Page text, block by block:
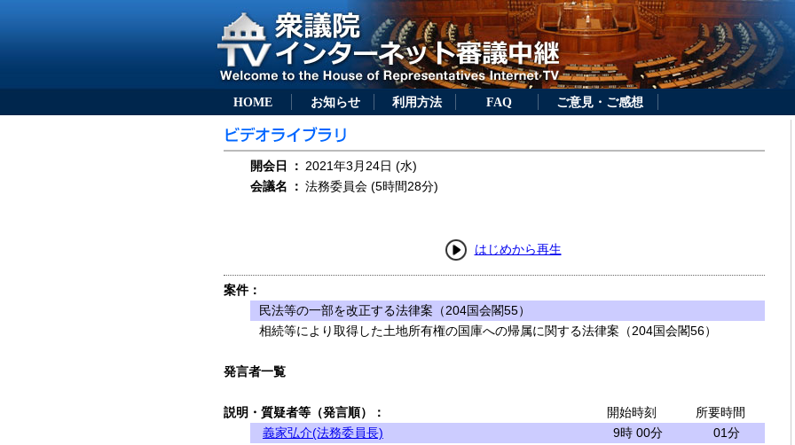
HOME お知らせ 利用方法 FAQ ご意見・ご感想
開会日 ： 2021年3月24日 (水)
会議名
： 法務委員会 (5時間28分)
はじめから再生
案件：
民法等の一部を改正する法律案（204国会閣55）
相続等により取得した土地所有権の国庫への帰属に関する法律案（204国会閣56）
発言者一覧
説明・質疑者等（発言順）： 開始時刻
所要時間
義家弘介(法務委員長)
9時 00分
01分